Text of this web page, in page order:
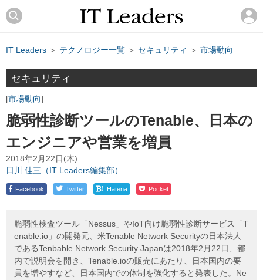
IT Leaders ＞ テクノロジー一覧 ＞ セキュリティ ＞ 市場動向
セキュリティ
市場動向
脆弱性診断ツールのTenable、日本の
エンジニアや営業を増員
2018年2月22日(木)
日川 佳三（IT Leaders編集部）
Facebook Twitter ! Hatena Pocket
脆弱性検査ツール「Nessus」やIoT向け脆弱性診断サービス「T
enable.io」の開発元、米Tenable Network Securityの日本法人
であるTenbable Network Security Japanは2018年2月22日、都
内で説明会を開き、Tenable.ioの販売にあたり、日本国内の要
員を増やすなど、日本国内での体制を強化すると発表した。Ne